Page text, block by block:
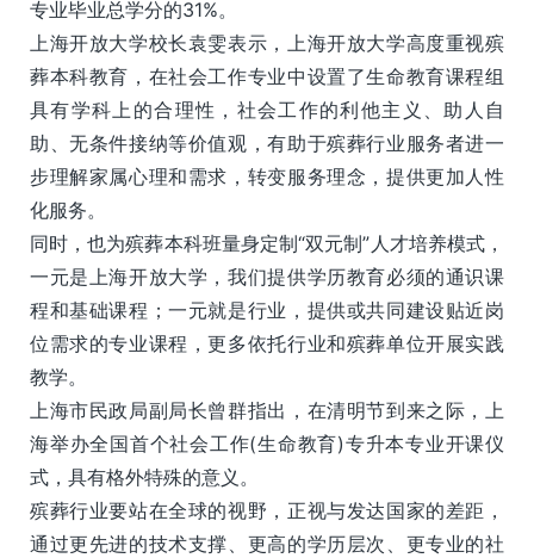
专业毕业总学分的31%。
上海开放大学校长袁雯表示，上海开放大学高度重视殡
葬本科教育，在社会工作专业中设置了生命教育课程组
具有学科上的合理性，社会工作的利他主义、助人自
助、无条件接纳等价值观，有助于殡葬行业服务者进一
步理解家属心理和需求，转变服务理念，提供更加人性
化服务。
同时，也为殡葬本科班量身定制“双元制”人才培养模式，
一元是上海开放大学，我们提供学历教育必须的通识课
程和基础课程；一元就是行业，提供或共同建设贴近岗
位需求的专业课程，更多依托行业和殡葬单位开展实践
教学。
上海市民政局副局长曾群指出，在清明节到来之际，上
海举办全国首个社会工作(生命教育)专升本专业开课仪
式，具有格外特殊的意义。
殡葬行业要站在全球的视野，正视与发达国家的差距，
通过更先进的技术支撑、更高的学历层次、更专业的社